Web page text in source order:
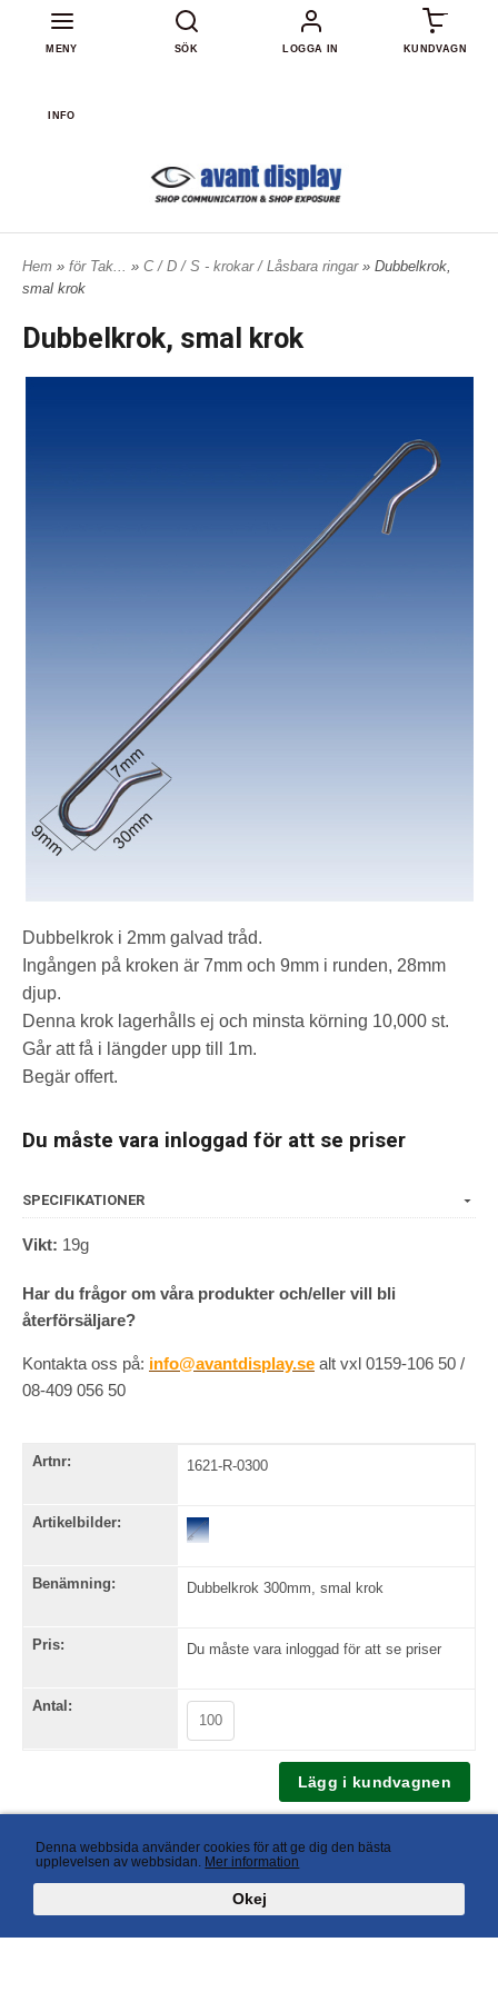
Okej
Denna webbsida använder cookies för att ge dig den bästa
upplevelsen av webbsidan. Mer information
MENY
INFO
SÖK LOGGA IN KUNDVAGN
Hem » för Tak... » C / D / S - krokar / Låsbara ringar » Dubbelkrok,
smal krok
Dubbelkrok, smal krok
Dubbelkrok i 2mm galvad tråd.
Ingången på kroken är 7mm och 9mm i runden, 28mm
djup.
Denna krok lagerhålls ej och minsta körning 10,000 st.
Går att få i längder upp till 1m.
Begär offert.
Du måste vara inloggad för att se priser
SPECIFIKATIONER
Vikt: 19g
Har du frågor om våra produkter och/eller vill bli
återförsäljare?
Kontakta oss på: info@avantdisplay.se alt vxl 0159-106 50 /
08-409 056 50
Artnr:
Artikelbilder:
Benämning:
Pris:
Antal:
1621-R-0300
Dubbelkrok 300mm, smal krok
Du måste vara inloggad för att se priser
Tillbaka